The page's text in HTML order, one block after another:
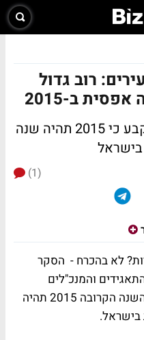
רוב גדול
ב-2015
כך עולה מסקר YPO אשר קבע כי 2015 תהיה שנה
(1)
לא בהכרח - הסקר
והמנכ"לים
הצעירים YPO ישראל, קובע כי השנה הקרובה 2015 תהיה